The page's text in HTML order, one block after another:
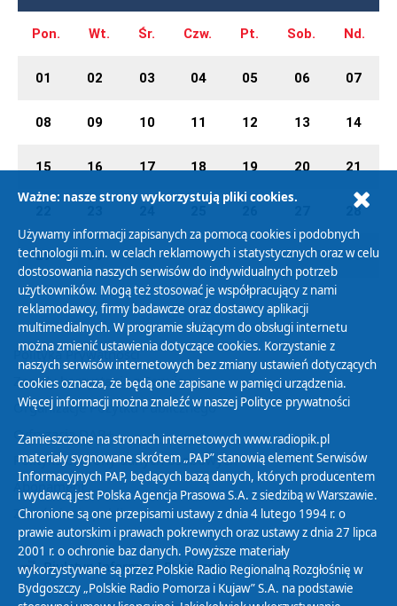
Pon. Wt. Śr. Czw. Pt. Sob. Nd.
01 02 03 04 05 06 07
08 09 10 11 12 13 14
15 16 17 18 19 20 21
28
29 30 01 02 03 04 05
Polityka Prywatności
Zasady korzystania z Serwisu
Organizacje Pożytku Publicznego
Cyfryzacja DAB+
Polityka ochrony danych osobowych
Abonament
Zamówienia publiczne
Biuletyn Informacji Publicznej
Ważne: nasze strony wykorzystują pliki cookies.
Używamy informacji zapisanych za pomocą cookies i podobnych
technologii m.in. w celach reklamowych i statystycznych oraz w celu
dostosowania naszych serwisów do indywidualnych potrzeb
użytkowników. Mogą też stosować je współpracujący z nami
reklamodawcy, firmy badawcze oraz dostawcy aplikacji
multimedialnych. W programie służącym do obsługi internetu
można zmienić ustawienia dotyczące cookies. Korzystanie z
naszych serwisów internetowych bez zmiany ustawień dotyczących
cookies oznacza, że będą one zapisane w pamięci urządzenia.
Więcej informacji można znaleźć w naszej Polityce prywatności
Zamieszczone na stronach internetowych www.radiopik.pl
materiały sygnowane skrótem „PAP” stanowią element Serwisów
Informacyjnych PAP, będących bazą danych, których producentem
i wydawcą jest Polska Agencja Prasowa S.A. z siedzibą w Warszawie.
Chronione są one przepisami ustawy z dnia 4 lutego 1994 r. o
prawie autorskim i prawach pokrewnych oraz ustawy z dnia 27 lipca
2001 r. o ochronie baz danych. Powyższe materiały
wykorzystywane są przez Polskie Radio Regionalną Rozgłośnię w
Bydgoszczy „Polskie Radio Pomorza i Kujaw” S.A. na podstawie